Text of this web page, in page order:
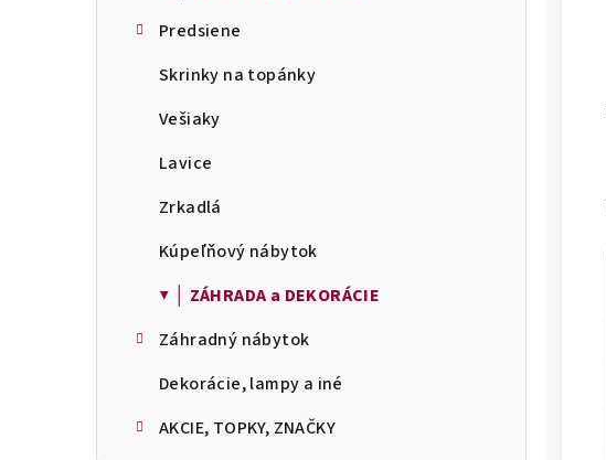
Predsiene
Skrinky na topánky
Vešiaky
Lavice
Zrkadlá
Kúpeľňový nábytok
▼ │ ZÁHRADA a DEKORÁCIE
Záhradný nábytok
Dekorácie, lampy a iné
AKCIE, TOPKY, ZNAČKY